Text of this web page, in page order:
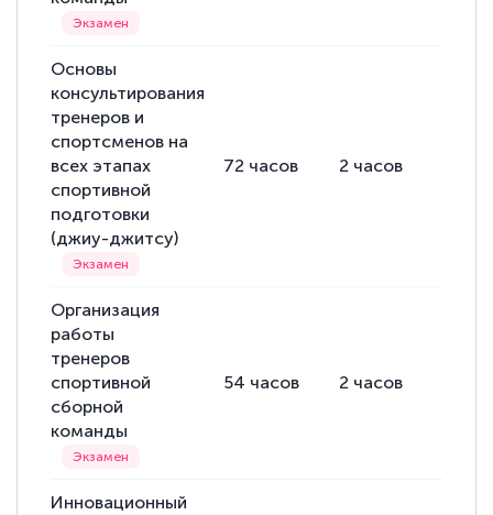
Основы
консультирования
тренеров и
спортсменов на
всех этапах
спортивной
подготовки
(джиу-джитсу)
72 часов 2 часов
Организация
работы
тренеров
спортивной
сборной
команды
54 часов 2 часов
Инновационный